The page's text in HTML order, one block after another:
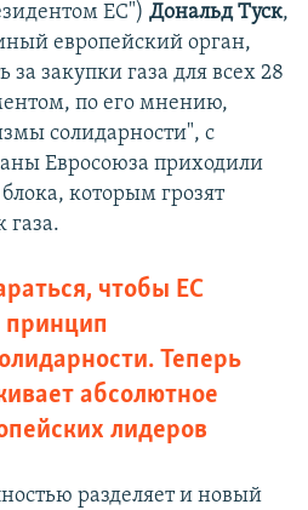
ЕС") Дональд Туск,
европейский орган,
за закупки газа для всех 28
по его мнению,
солидарности", с
Евросоюза приходили
которым грозят
газа.
чтобы ЕС
принцип
Теперь
абсолютное
лидеров
разделяет и новый